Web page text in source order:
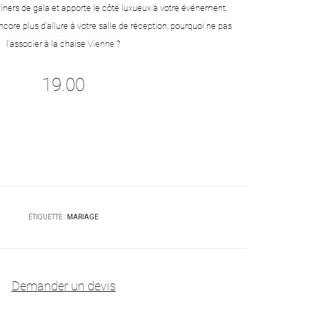
de gala et apporte le côté luxueux à votre événement.
plus d’allure à votre salle de réception, pourquoi ne pas
l’associer à la chaise Vienne ?
19.00
ÉTIQUETTE : MARIAGE
Demander un devis